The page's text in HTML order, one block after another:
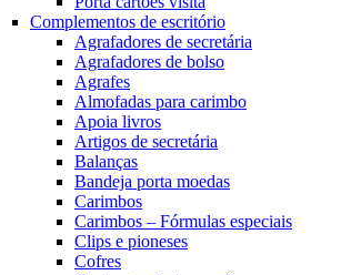
Complementos de escritório
Agrafadores de secretária
Agrafadores de bolso
Agrafes
Almofadas para carimbo
Apoia livros
Artigos de secretária
Balanças
Bandeja porta moedas
Carimbos
Carimbos – Fórmulas especiais
Clips e pioneses
Cofres